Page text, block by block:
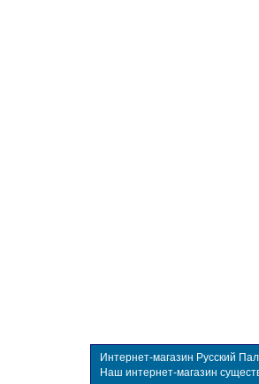
Интернет-магазин Русский
Наш интернет-магазин